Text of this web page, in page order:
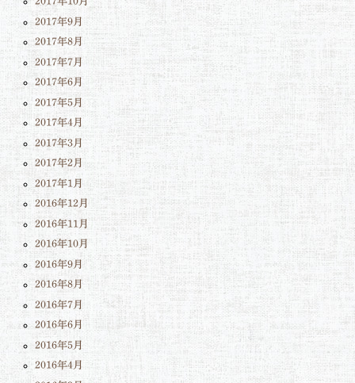
2017年9月
2017年8月
2017年7月
2017年6月
2017年5月
2017年4月
2017年3月
2017年2月
2017年1月
2016年12月
2016年11月
2016年10月
2016年9月
2016年8月
2016年7月
2016年6月
2016年5月
2016年4月